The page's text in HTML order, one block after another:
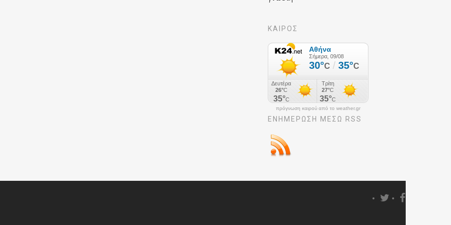
ΚΑΙΡΟΣ
πρόγνωση καιρού από το weather.gr
ΕΝΗΜΈΡΩΣΉ ΜΕΣΩ RSS